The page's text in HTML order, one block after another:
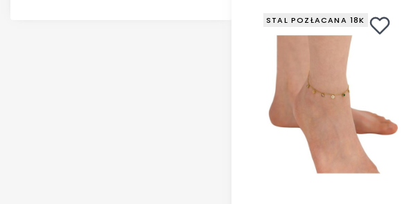
STAL POZŁACANA 18K